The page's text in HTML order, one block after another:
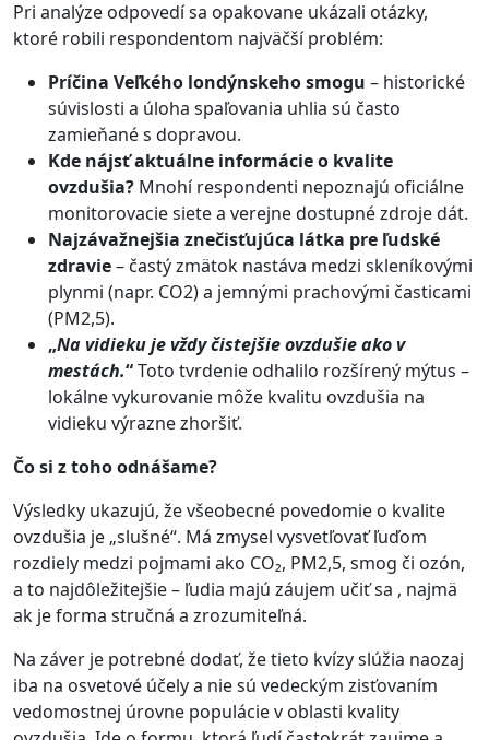
Pri analýze odpovedí sa opakovane ukázali otázky,
ktoré robili respondentom najväčší problém:
Príčina Veľkého londýnskeho smogu – historické
súvislosti a úloha spaľovania uhlia sú často
zamieňané s dopravou.
Kde nájsť aktuálne informácie o kvalite
ovzdušia? Mnohí respondenti nepoznajú oficiálne
monitorovacie siete a verejne dostupné zdroje dát.
Najzávažnejšia znečisťujúca látka pre ľudské
zdravie– častý zmätok nastáva medzi skleníkovými
plynmi (napr. CO2) a jemnými prachovými časticami
(PM2,5).
„Na vidieku je vždy čistejšie ovzdušie ako v
mestách.“Toto tvrdenie odhalilo rozšírený mýtus –
lokálne vykurovanie môže kvalitu ovzdušia na
vidieku výrazne zhoršiť.
Čo si z toho odnášame?
Výsledky ukazujú, že všeobecné povedomie o kvalite
ovzdušia je „slušné“. Má zmysel vysvetľovať ľuďom
rozdiely medzi pojmami ako CO₂, PM2,5, smog či ozón,
a to najdôležitejšie – ľudia majú záujem učiť sa , najmä
ak je forma stručná a zrozumiteľná.
Na záver je potrebné dodať, že tieto kvízy slúžia naozaj
iba na osvetové účely a nie sú vedeckým zisťovaním
vedomostnej úrovne populácie v oblasti kvality